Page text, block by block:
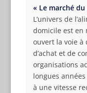
« Le marché
L’univers de
domicile est en
ouvert la voie à
d’achat et de
organisations
longues
à une vitesse